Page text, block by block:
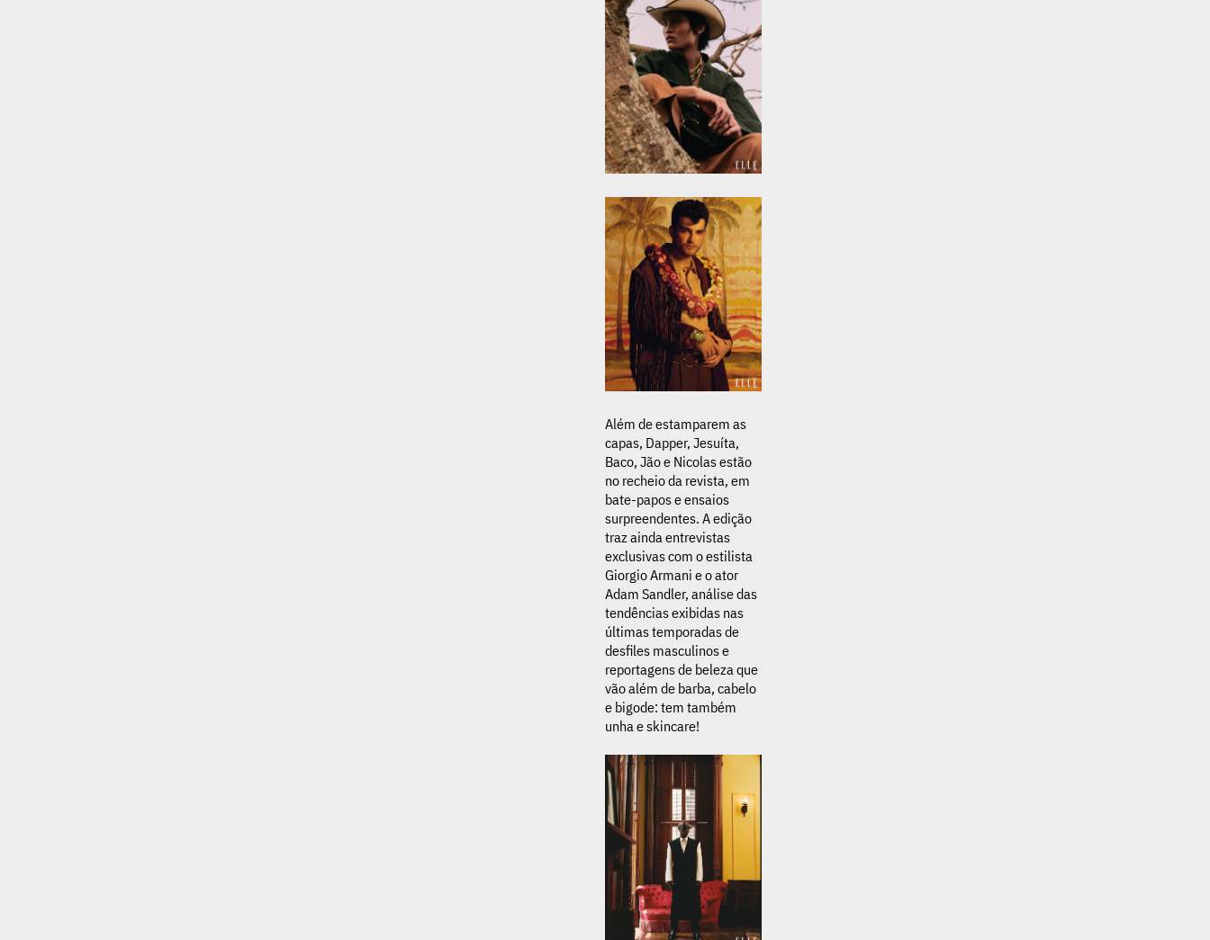
Além de estamparem as
capas, Dapper, Jesuíta,
Baco, Jão e Nicolas estão
no recheio da revista, em
bate-papos e ensaios
surpreendentes. A edição
traz ainda entrevistas
exclusivas com o estilista
Giorgio Armani e o ator
Adam Sandler, análise das
tendências exibidas nas
últimas temporadas de
desfiles masculinos e
reportagens de beleza que
vão além de barba, cabelo
e bigode: tem também
unha e skincare!